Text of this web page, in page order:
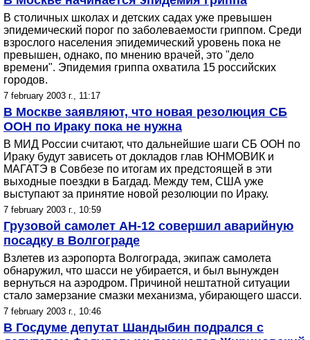
В столичных школах и детских садах уже превышен
эпидемический порог по заболеваемости гриппом. Среди
взрослого населения эпидемический уровень пока не
превышен, однако, по мнению врачей, это "дело
времени". Эпидемия гриппа охватила 15 российских
городов.
7 february 2003 г., 11:17
В Москве заявляют, что новая резолюция СБ
ООН по Ираку пока не нужна
В МИД России считают, что дальнейшие шаги СБ ООН по
Ираку будут зависеть от докладов глав ЮНМОВИК и
МАГАТЭ в Совбезе по итогам их предстоящей в эти
выходные поездки в Багдад. Между тем, США уже
выступают за принятие новой резолюции по Ираку.
7 february 2003 г., 10:59
Грузовой самолет АН-12 совершил аварийную
посадку в Волгограде
Взлетев из аэропорта Волгограда, экипаж самолета
обнаружил, что шасси не убирается, и был вынужден
вернуться на аэродром. Причиной нештатной ситуации
стало замерзание смазки механизма, убирающего шасси.
7 february 2003 г., 10:46
В Госдуме депутат Шандыбин подрался с